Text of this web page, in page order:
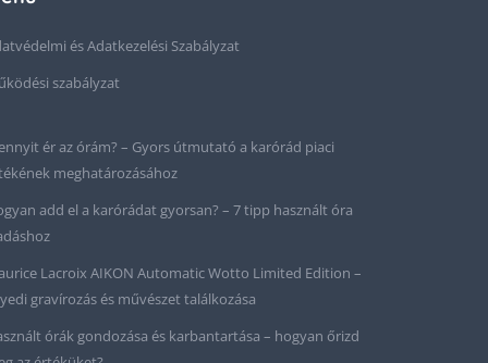
és Adatkezelési Szabályzat
szabályzat
ér az órám? – Gyors útmutató a karórád piaci
meghatározásához
add el a karórádat gyorsan? – 7 tipp használt óra
Lacroix AIKON Automatic Wotto Limited Edition –
gravírozás és művészet találkozása
órák gondozása és karbantartása – hogyan őrizd